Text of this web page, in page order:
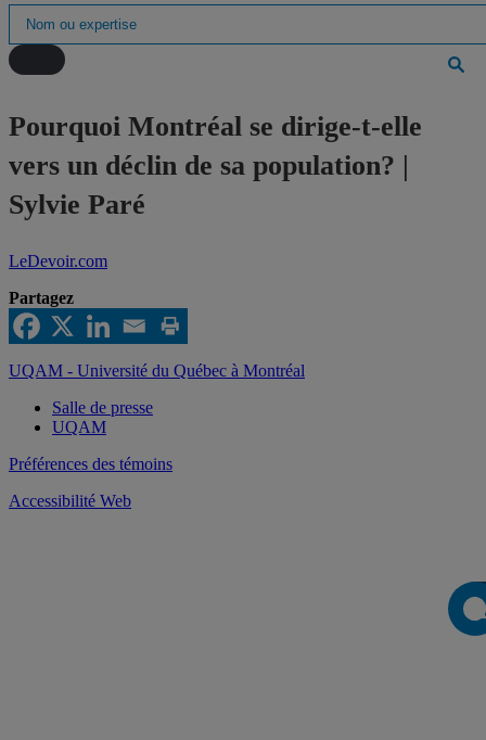
Pourquoi Montréal se dirige-t-elle
vers un déclin de sa population? |
Sylvie Paré
LeDevoir.com
Partagez
UQAM - Université du Québec à Montréal
Salle de presse
UQAM
Préférences des témoins
Accessibilité Web